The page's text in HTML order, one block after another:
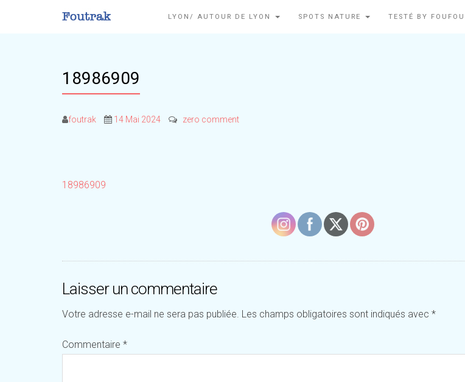
LYON/ AUTOUR DE LYON SPOTS NATURE TESTÉ BY FOUFOU
18986909
foutrak 14 Mai 2024 zero comment
18986909
Laisser un commentaire
Votre adresse e-mail ne sera pas publiée. Les champs obligatoires sont indiqués avec *
Commentaire *